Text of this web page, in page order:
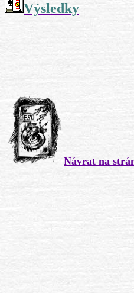
Výsledky
Návrat na